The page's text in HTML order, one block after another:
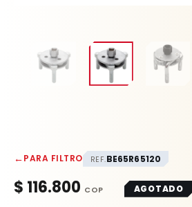
←PARA FILTRO REF.BE65R65120
$ 116.800 AGOTADO